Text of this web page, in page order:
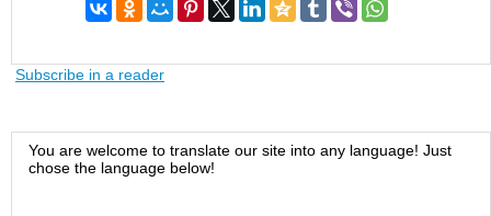
Subscribe in a reader
You are welcome to translate our site into any language! Just
chose the language below!